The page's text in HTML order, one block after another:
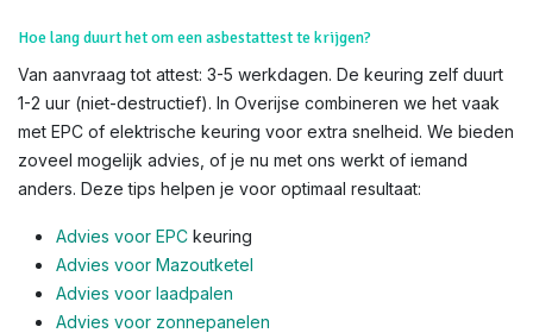
Hoe lang duurt het om een asbestattest te krijgen?
Van aanvraag tot attest: 3-5 werkdagen. De keuring zelf duurt
1-2 uur (niet-destructief). In Overijse combineren we het vaak
met EPC of elektrische keuring voor extra snelheid. We bieden
zoveel mogelijk advies, of je nu met ons werkt of iemand
anders. Deze tips helpen je voor optimaal resultaat:
Advies voor EPC keuring
Advies voor Mazoutketel
Advies voor laadpalen
Advies voor zonnepanelen